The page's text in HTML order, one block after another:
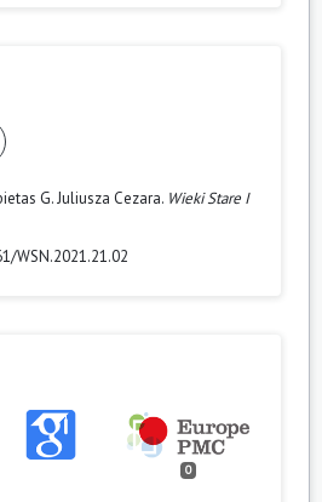
G. Juliusza Cezara. Wieki Stare I
WSN.2021.21.02
0